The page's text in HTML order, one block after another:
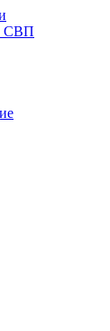
СВП